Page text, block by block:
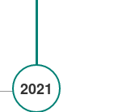
2021